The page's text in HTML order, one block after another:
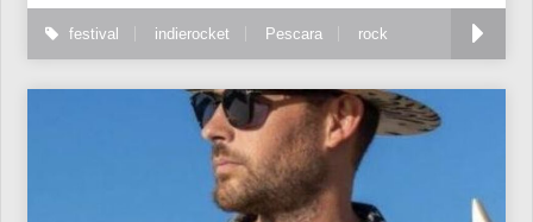
festival indierocket Pescara rock